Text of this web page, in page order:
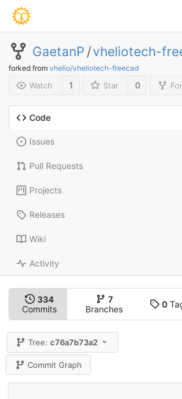
GaetanP /vheliotech-
forked from vhelio/vheliotech-freecad
Watch 1 Star 0
Code
Issues
Pull Requests
Projects
Releases
Wiki
Activity
334
Commits
7
Branches
0
Tree:c76a7b73a2
Commit Graph